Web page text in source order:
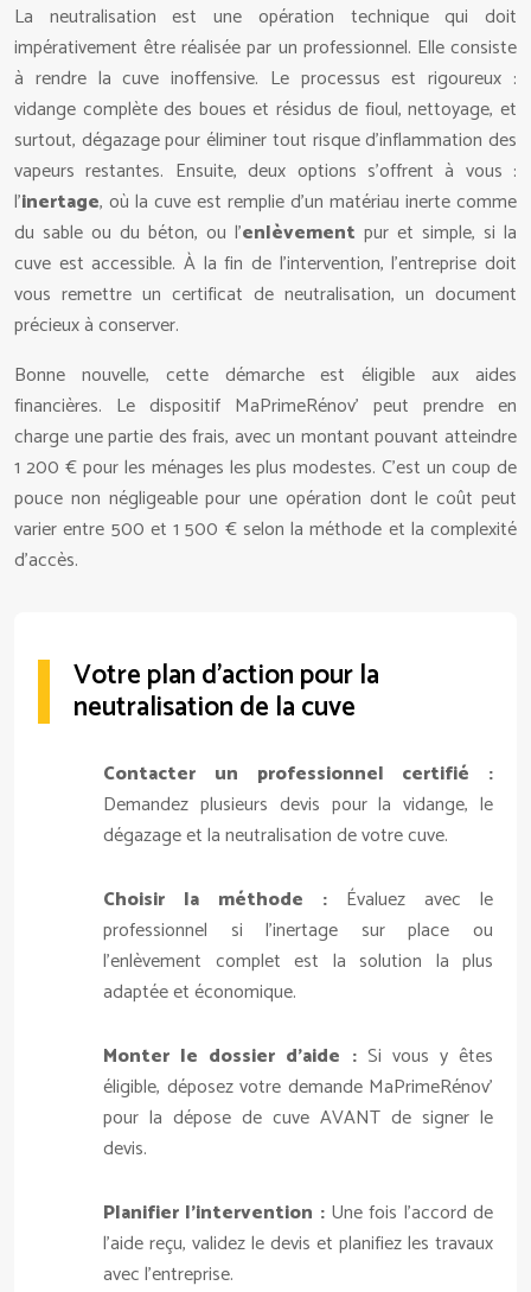
La neutralisation est une opération technique qui doit
impérativement être réalisée par un professionnel. Elle consiste
à rendre la cuve inoffensive. Le processus est rigoureux :
vidange complète des boues et résidus de fioul, nettoyage, et
surtout, dégazage pour éliminer tout risque d’inflammation des
vapeurs restantes. Ensuite, deux options s’offrent à vous :
l’inertage, où la cuve est remplie d’un matériau inerte comme
du sable ou du béton, ou l’enlèvement pur et simple, si la
cuve est accessible. À la fin de l’intervention, l’entreprise doit
vous remettre un certificat de neutralisation, un document
précieux à conserver.
Bonne nouvelle, cette démarche est éligible aux aides
financières. Le dispositif MaPrimeRénov’ peut prendre en
charge une partie des frais, avec un montant pouvant atteindre
1 200 € pour les ménages les plus modestes. C’est un coup de
pouce non négligeable pour une opération dont le coût peut
varier entre 500 et 1 500 € selon la méthode et la complexité
d’accès.
Votre plan d’action pour la
neutralisation de la cuve
Contacter un professionnel certifié :
Demandez plusieurs devis pour la vidange, le
dégazage et la neutralisation de votre cuve.
Choisir la méthode : Évaluez avec le
professionnel si l’inertage sur place ou
l’enlèvement complet est la solution la plus
adaptée et économique.
Monter le dossier d’aide :Si vous y êtes
éligible, déposez votre demande MaPrimeRénov’
pour la dépose de cuve AVANT de signer le
devis.
Planifier l’intervention :Une fois l’accord de
l’aide reçu, validez le devis et planifiez les travaux
avec l’entreprise.